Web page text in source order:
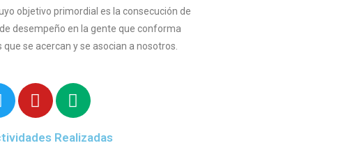
objetivo primordial es la consecución de
desempeño en la gente que conforma
que se acercan y se asocian a nosotros.
Realizadas